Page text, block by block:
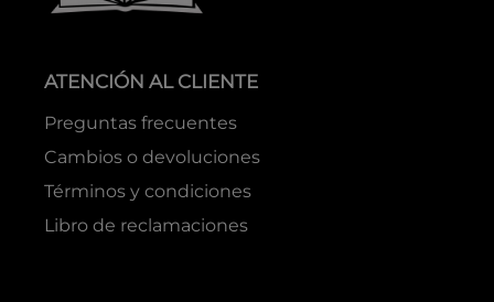
ATENCIÓN AL CLIENTE
Preguntas frecuentes
Cambios o devoluciones
Términos y condiciones
Libro de reclamaciones